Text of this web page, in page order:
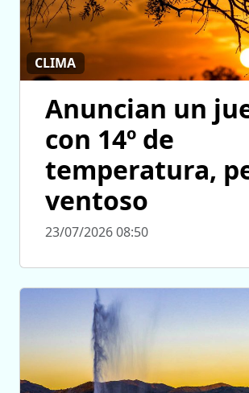
CLIMA
Anuncian un
con 14º de
temperatura,
ventoso
23/07/2026 08:50